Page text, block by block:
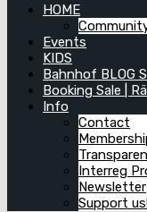
HOME
Events
KIDS
Bahnhof BLOG
Booking Sale |
Info
Contact
Interreg
Newsletter
Support